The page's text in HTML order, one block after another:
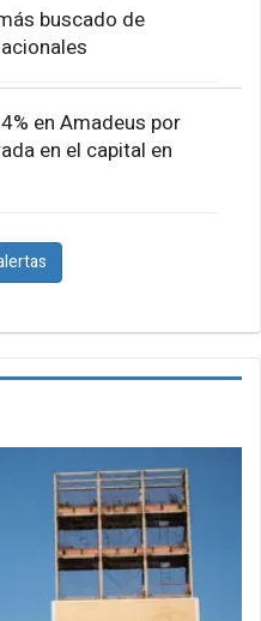
buscado de
en Amadeus por
en el capital en